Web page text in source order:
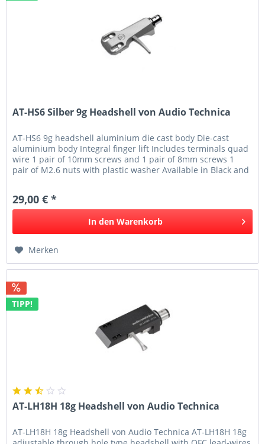
AT-HS6 Silber 9g Headshell von Audio Technica
AT-HS6 9g headshell aluminium die cast body Die-cast
aluminium body Integral finger lift Includes terminals quad
wire 1 pair of 10mm screws and 1 pair of 8mm screws 1
pair of M2.6 nuts with plastic washer Available in Black and
29,00 € *
In den Warenkorb
Merken
TIPP!
AT-LH18H 18g Headshell von Audio Technica
AT-LH18H 18g Headshell von Audio Technica AT-LH18H 18g